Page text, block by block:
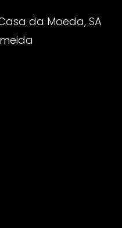
da Moeda, SA